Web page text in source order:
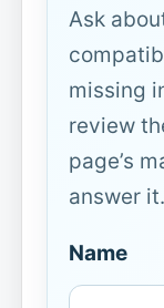
Ask
missing
review
page’s
answer it.
Name